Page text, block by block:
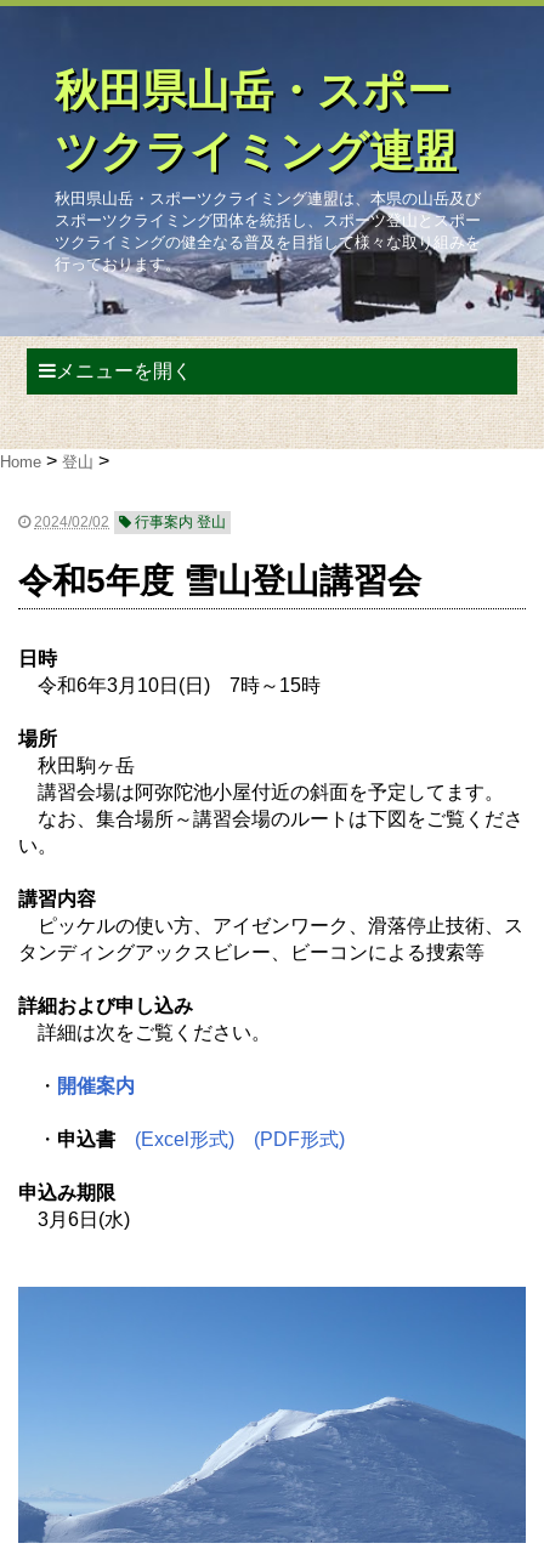
秋田県山岳・スポー
ツクライミング連盟
秋田県山岳・スポーツクライミング連盟は、本県の山岳及び
スポーツクライミング団体を統括し、スポーツ登山とスポー
ツクライミングの健全なる普及を目指して様々な取り組みを
行っております。
メニューを開く
Home 登山
2024/02/02 行事案内 登山
令和5年度 雪山登山講習会
日時
令和6年3月10日(日) 7時～15時
場所
秋田駒ヶ岳
講習会場は阿弥陀池小屋付近の斜面を予定してます。
なお、集合場所～講習会場のルートは下図をご覧くださ
い。
講習内容
ピッケルの使い方、アイゼンワーク、滑落停止技術、ス
タンディングアックスビレー、ビーコンによる捜索等
詳細および申し込み
詳細は次をご覧ください。
・ 開催案内
・ 申込書 (Excel形式) (PDF形式)
申込み期限
3月6日(水)